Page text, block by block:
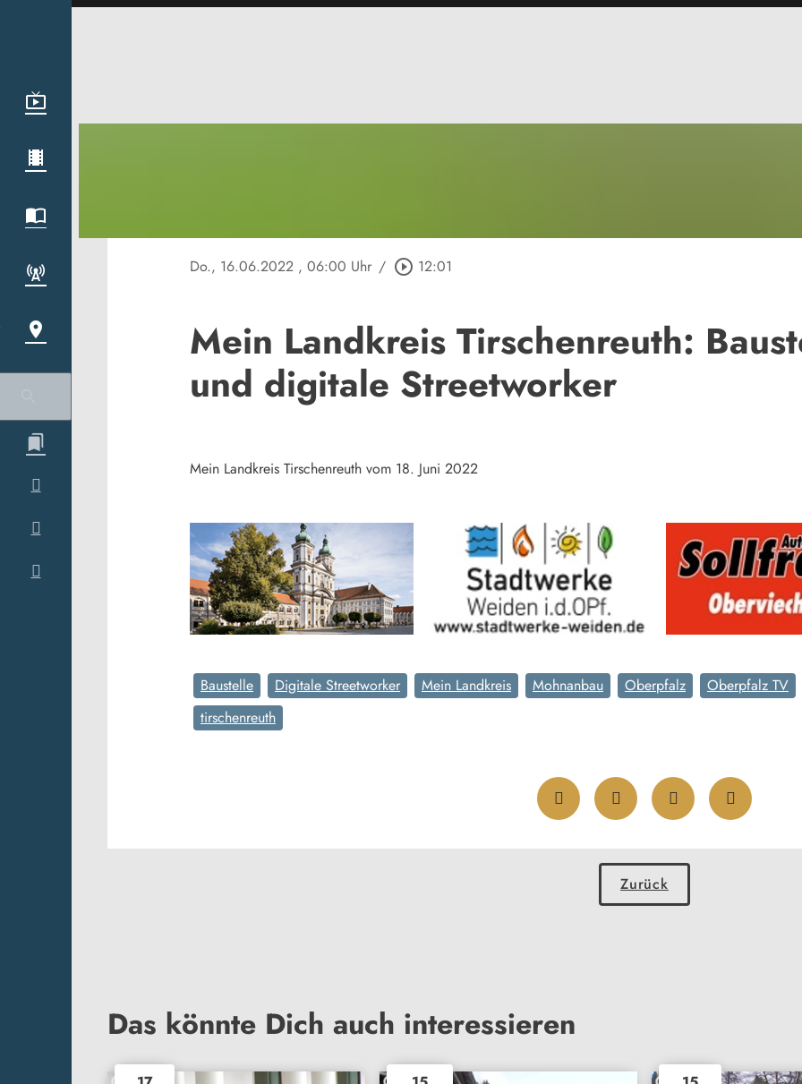
Do., 16.06.2022 , 06:00 Uhr / play_circle_outline 12:01
Mein Landkreis Tirschenreuth:
und digitale Streetworker
Mein Landkreis Tirschenreuth vom 18. Juni 2022
Baustelle Digitale Streetworker Mein Landkreis Mohnanbau Oberpfalz Oberpfalz TV
tirschenreuth
Zurück
Das könnte Dich auch interessieren